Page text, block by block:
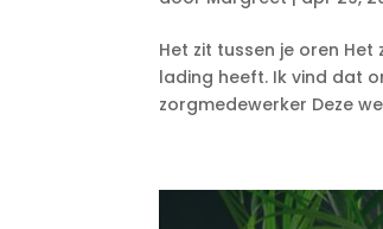
Het zit tussen je oren
lading heeft. Ik vind dat
zorgmedewerker Deze